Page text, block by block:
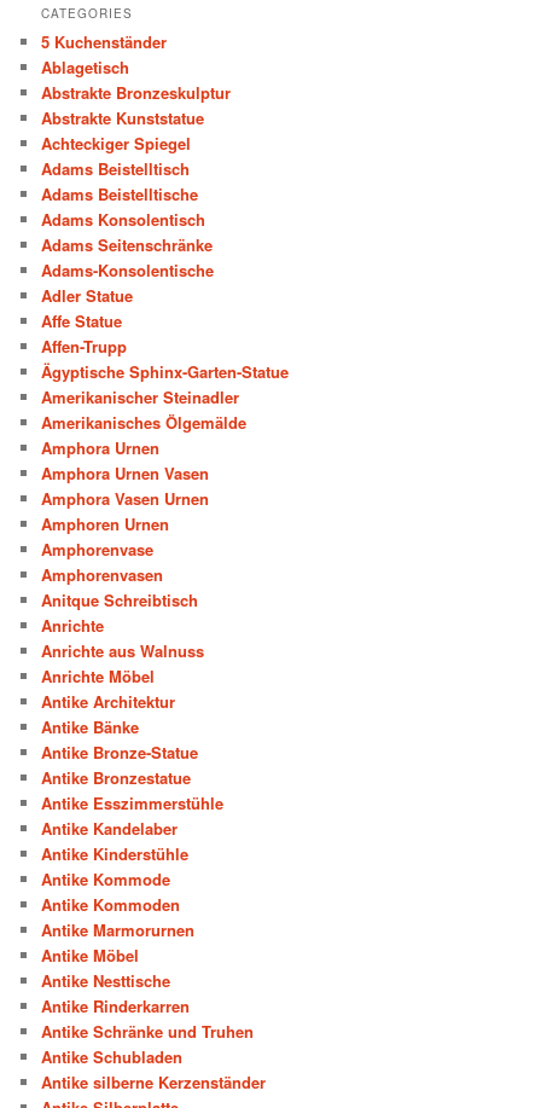
CATEGORIES
5 Kuchenständer
Ablagetisch
Abstrakte Bronzeskulptur
Abstrakte Kunststatue
Achteckiger Spiegel
Adams Beistelltisch
Adams Beistelltische
Adams Konsolentisch
Adams Seitenschränke
Adams-Konsolentische
Adler Statue
Affe Statue
Affen-Trupp
Ägyptische Sphinx-Garten-Statue
Amerikanischer Steinadler
Amerikanisches Ölgemälde
Amphora Urnen
Amphora Urnen Vasen
Amphora Vasen Urnen
Amphoren Urnen
Amphorenvase
Amphorenvasen
Anitque Schreibtisch
Anrichte
Anrichte aus Walnuss
Anrichte Möbel
Antike Architektur
Antike Bänke
Antike Bronze-Statue
Antike Bronzestatue
Antike Esszimmerstühle
Antike Kandelaber
Antike Kinderstühle
Antike Kommode
Antike Kommoden
Antike Marmorurnen
Antike Möbel
Antike Nesttische
Antike Rinderkarren
Antike Schränke und Truhen
Antike Schubladen
Antike silberne Kerzenständer